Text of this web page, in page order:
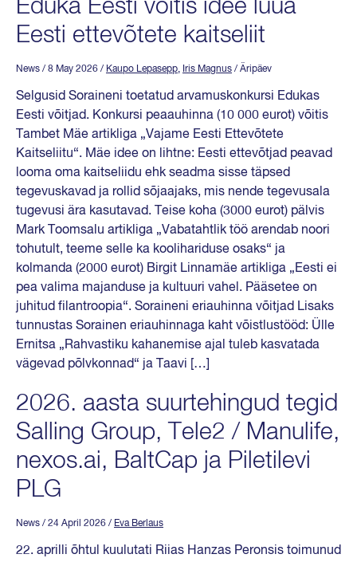
Eduka Eesti võitis idee luua
Eesti ettevõtete kaitseliit
News / 8 May 2026 / Kaupo Lepasepp, Iris Magnus / Äripäev
Selgusid Soraineni toetatud arvamuskonkursi Edukas
Eesti võitjad. Konkursi peaauhinna (10 000 eurot) võitis
Tambet Mäe artikliga „Vajame Eesti Ettevõtete
Kaitseliitu“. Mäe idee on lihtne: Eesti ettevõtjad peavad
looma oma kaitseliidu ehk seadma sisse täpsed
tegevuskavad ja rollid sõjaajaks, mis nende tegevusala
tugevusi ära kasutavad. Teise koha (3000 eurot) pälvis
Mark Toomsalu artikliga „Vabatahtlik töö arendab noori
tohutult, teeme selle ka koolihariduse osaks“ ja
kolmanda (2000 eurot) Birgit Linnamäe artikliga „Eesti ei
pea valima majanduse ja kultuuri vahel. Pääsetee on
juhitud filantroopia“. Soraineni eriauhinna võitjad Lisaks
tunnustas Sorainen eriauhinnaga kaht võistlustööd: Ülle
Ernitsa „Rahvastiku kahanemise ajal tuleb kasvatada
vägevad põlvkonnad“ ja Taavi […]
2026. aasta suurtehingud tegid
Salling Group, Tele2 / Manulife,
nexos.ai, BaltCap ja Piletilevi
PLG
News / 24 April 2026 / Eva Berlaus
22. aprilli õhtul kuulutati Riias Hanzas Peronsis toimunud